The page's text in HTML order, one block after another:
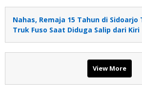
Nahas, Remaja 15 Tahun di
Truk Fuso Saat Diduga Salip dari Kiri
View More